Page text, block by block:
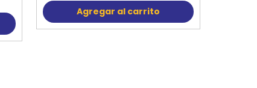
Agregar al carrito